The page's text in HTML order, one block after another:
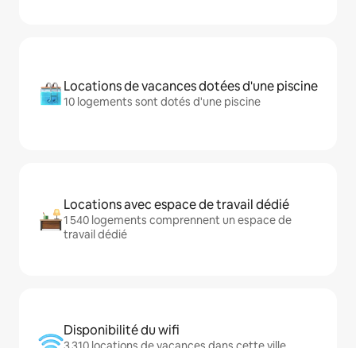
Locations de vacances dotées d'une piscine
10 logements sont dotés d'une piscine
Locations avec espace de travail dédié
1 540 logements comprennent un espace de
travail dédié
Disponibilité du wifi